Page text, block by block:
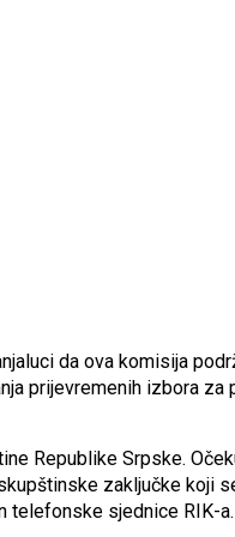
da ova komisija
prijevremenih izbora za
Republike Srpske.
zaključke koji
telefonske sjednice RIK-a.